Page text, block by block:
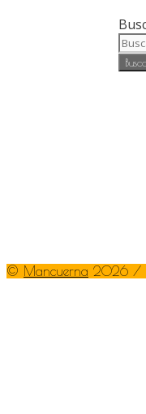
© Mancuerna 2026 /